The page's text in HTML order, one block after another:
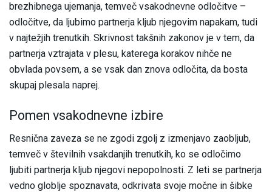
brezhibnega ujemanja, temveč vsakodnevne odločitve –
odločitve, da ljubimo partnerja kljub njegovim napakam, tudi
v najtežjih trenutkih. Skrivnost takšnih zakonov je v tem, da
partnerja vztrajata v plesu, katerega korakov nihče ne
obvlada povsem, a se vsak dan znova odločita, da bosta
skupaj plesala naprej.
Pomen vsakodnevne izbire
Resnična zaveza se ne zgodi zgolj z izmenjavo zaobljub,
temveč v številnih vsakdanjih trenutkih, ko se odločimo
ljubiti partnerja kljub njegovi nepopolnosti. Z leti se partnerja
vedno globlje spoznavata, odkrivata svoje močne in šibke